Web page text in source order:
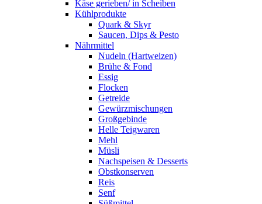
Käse gerieben/ in Scheiben
Kühlprodukte
Quark & Skyr
Saucen, Dips & Pesto
Nährmittel
Nudeln (Hartweizen)
Brühe & Fond
Essig
Flocken
Getreide
Gewürzmischungen
Großgebinde
Helle Teigwaren
Mehl
Müsli
Nachspeisen & Desserts
Obstkonserven
Reis
Senf